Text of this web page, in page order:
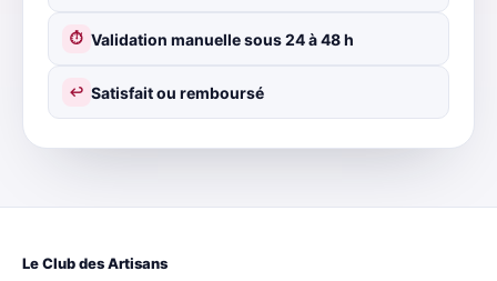
⏱ Validation manuelle sous 24 à 48 h
↩ Satisfait ou remboursé
Le Club des Artisans